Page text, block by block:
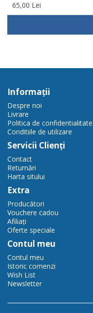
65,00 Lei
Informaţii
Despre noi
Livrare
Politica de confidentialitate
Conditiile de utilizare
Servicii Clienţi
Contact
Returnări
Harta sitului
Extra
Producători
Vouchere cadou
Afiliaţi
Oferte speciale
Contul meu
Contul meu
Istoric comenzi
Wish List
Newsletter